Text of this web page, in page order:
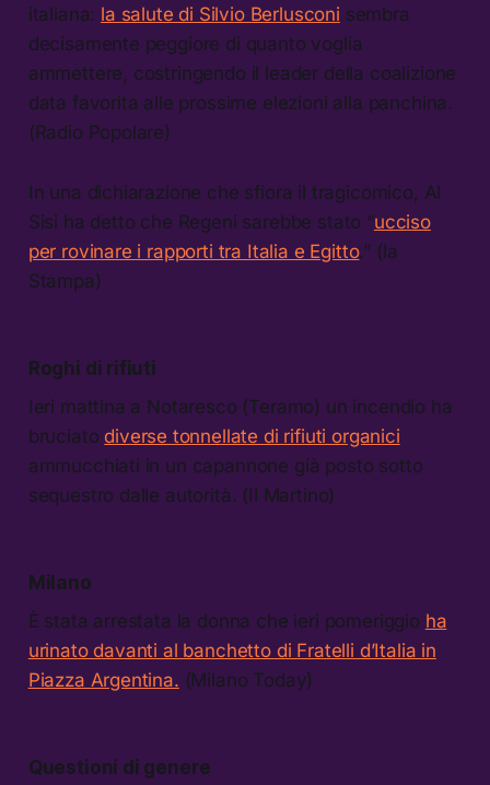
italiana: la salute di Silvio Berlusconi sembra
decisamente peggiore di quanto voglia
ammettere, costringendo il leader della coalizione
data favorita alle prossime elezioni alla panchina.
(Radio Popolare)
In una dichiarazione che sfiora il tragicomico, Al
Sisi ha detto che Regeni sarebbe stato “ucciso
per rovinare i rapporti tra Italia e Egitto.” (la
Stampa)
Roghi di rifiuti
Ieri mattina a Notaresco (Teramo) un incendio ha
bruciato diverse tonnellate di rifiuti organici
ammucchiati in un capannone già posto sotto
sequestro dalle autorità. (Il Martino)
Milano
È stata arrestata la donna che ieri pomeriggio ha
urinato davanti al banchetto di Fratelli d’Italia in
Piazza Argentina. (Milano Today)
Questioni di genere